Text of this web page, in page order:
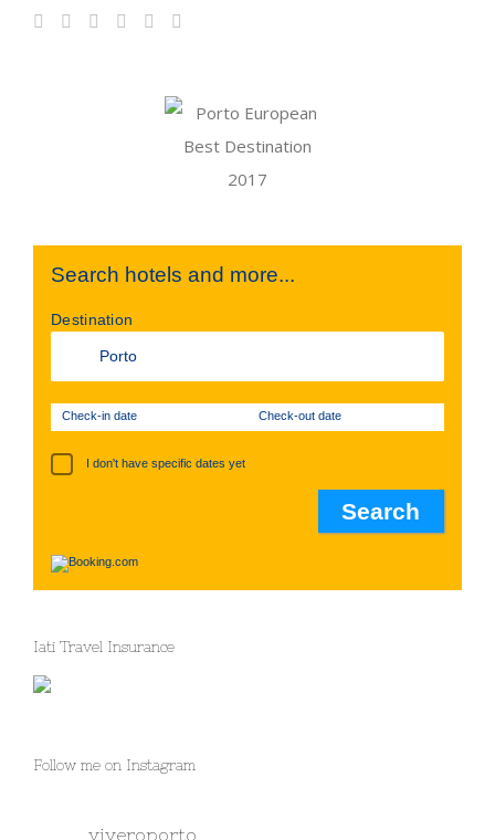
Search hotels and more...
Destination
Check-in date Check-out date
I don't have specific dates yet
Iati Travel Insurance
Follow me on Instagram
viveroporto